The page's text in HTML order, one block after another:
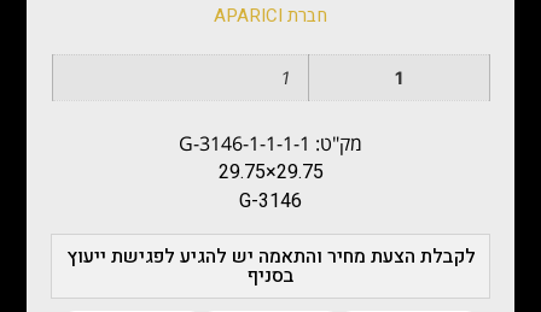
חברת APARICI
1
1
מק"ט: G-3146-1-1-1-1
29.75×29.75
G-3146
לקבלת הצעת מחיר והתאמה יש להגיע לפגישת ייעוץ
בסניף